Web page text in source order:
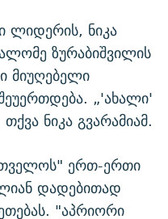
ლიდერის, ნიკა
ზურაბიშვილის
მიუღებელი
„'ახალი'
ნიკა გვარამიამ.
ერთ-ერთი
დადებითად
"აპრიორი